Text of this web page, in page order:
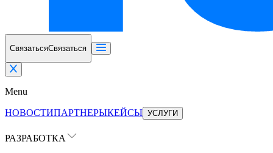
СвязатьсяСвязаться
Menu
НОВОСТИПАРТНЕРЫКЕЙСЫ УСЛУГИ
РАЗРАБОТКА